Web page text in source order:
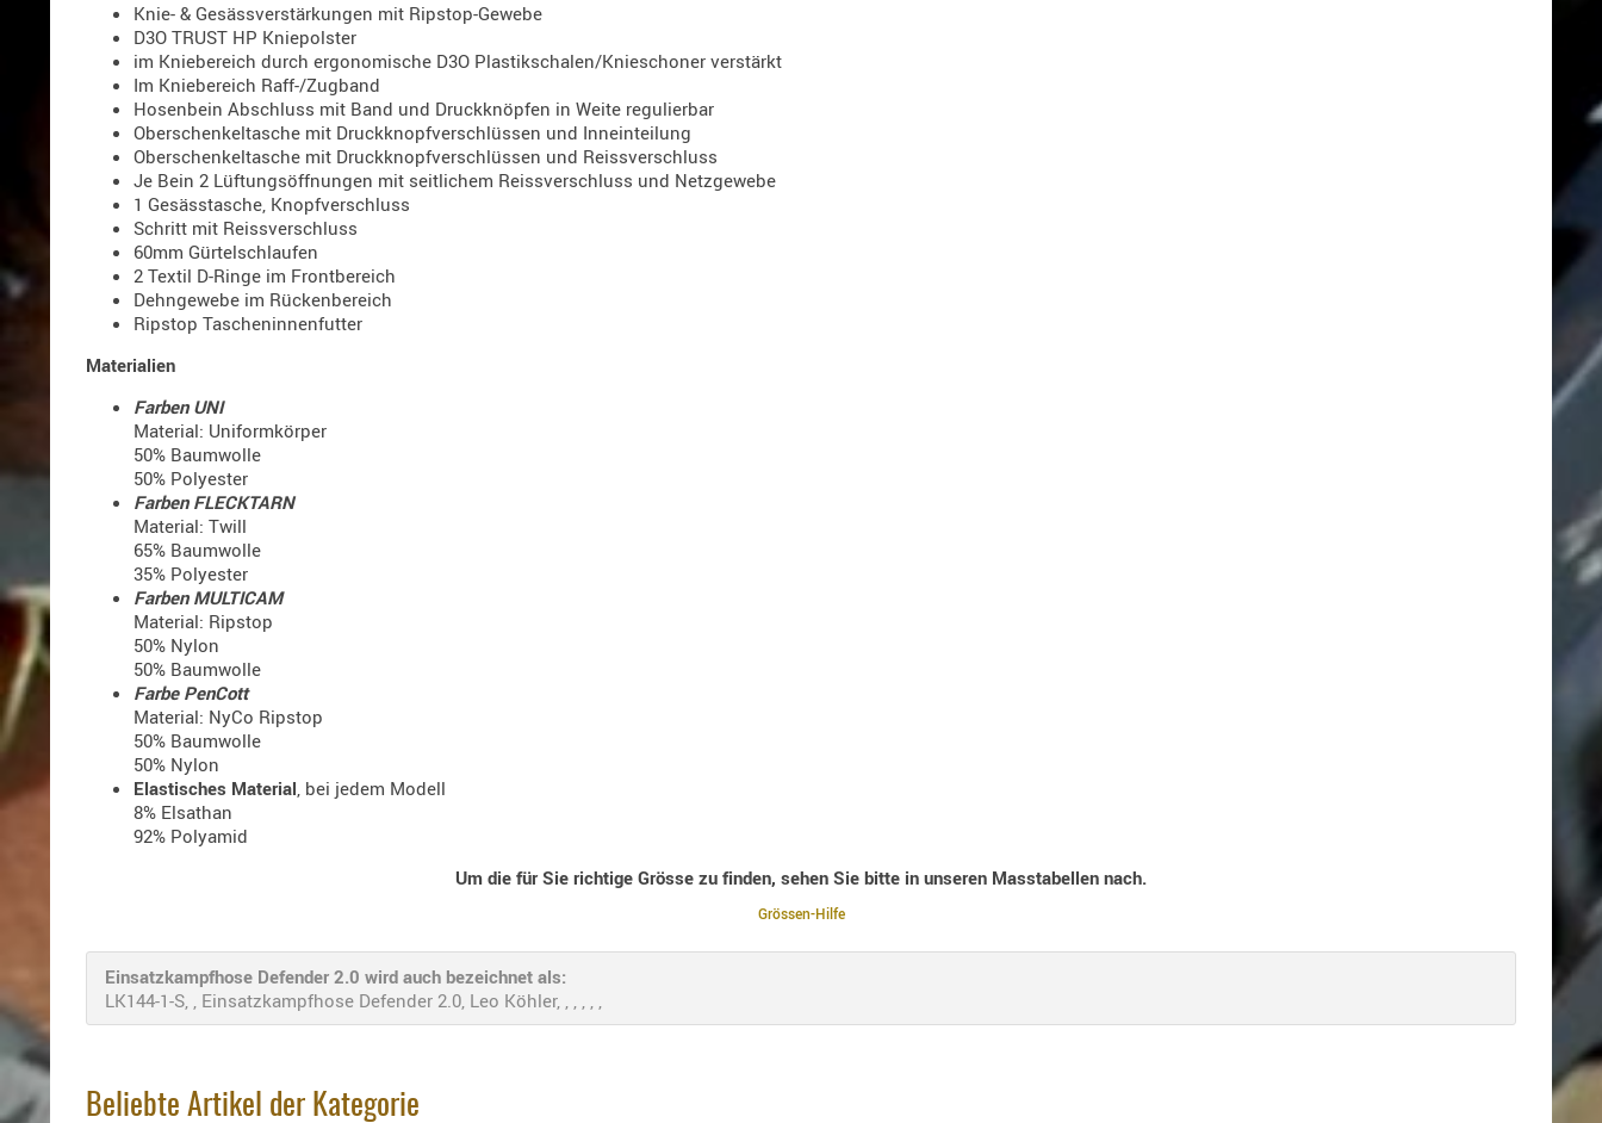
Knie- & Gesässverstärkungen mit Ripstop-Gewebe
D3O TRUST HP Kniepolster
im Kniebereich durch ergonomische D3O Plastikschalen/Knieschoner verstärkt
Im Kniebereich Raff-/Zugband
Hosenbein Abschluss mit Band und Druckknöpfen in Weite regulierbar
Oberschenkeltasche mit Druckknopfverschlüssen und Inneinteilung
Oberschenkeltasche mit Druckknopfverschlüssen und Reissverschluss
Je Bein 2 Lüftungsöffnungen mit seitlichem Reissverschluss und Netzgewebe
1 Gesässtasche, Knopfverschluss
Schritt mit Reissverschluss
60mm Gürtelschlaufen
2 Textil D-Ringe im Frontbereich
Dehngewebe im Rückenbereich
Ripstop Tascheninnenfutter
Materialien
Farben UNI
Material: Uniformkörper
50% Baumwolle
50% Polyester
Farben FLECKTARN
Material: Twill
65% Baumwolle
35% Polyester
Farben MULTICAM
Material: Ripstop
50% Nylon
50% Baumwolle
Farbe PenCott
Material: NyCo Ripstop
50% Baumwolle
50% Nylon
Elastisches Material, bei jedem Modell
8% Elsathan
92% Polyamid
Um die für Sie richtige Grösse zu finden, sehen Sie bitte in unseren Masstabellen nach.
Grössen-Hilfe
Einsatzkampfhose Defender 2.0 wird auch bezeichnet als:
LK144-1-S, , Einsatzkampfhose Defender 2.0, Leo Köhler, , , , , ,
Beliebte Artikel der Kategorie